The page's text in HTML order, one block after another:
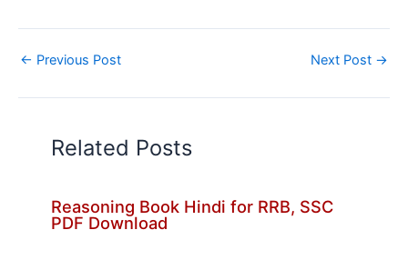
← Previous Post Next Post →
Related Posts
Reasoning Book Hindi for RRB, SSC
PDF Download